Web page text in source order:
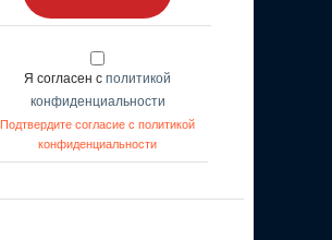
Я согласен с политикой
конфиденциальности
Подтвердите согласие с политикой
конфиденциальности